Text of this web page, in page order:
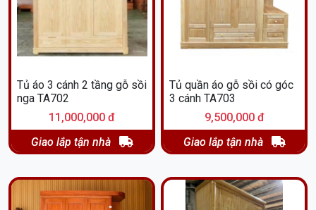
Tủ áo 3 cánh 2 tầng gỗ sồi
nga TA702
11,000,000 đ
Giao lắp tận nhà
Tủ quần áo gỗ sồi có góc
3 cánh TA703
9,500,000 đ
Giao lắp tận nhà